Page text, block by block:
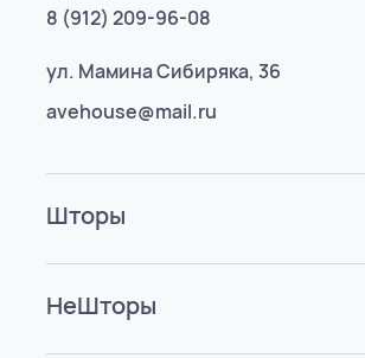
Шторы
НеШторы
8 (912) 209-96-08
ул. Мамина Сибиряка, 36
avehouse@mail.ru